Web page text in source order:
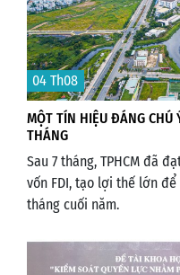
04 Th08
MỘT TÍN HIỆU ĐÁNG CHÚ
THÁNG
Sau 7 tháng, TPHCM đã
vốn FDI, tạo lợi thế lớn
tháng cuối năm.